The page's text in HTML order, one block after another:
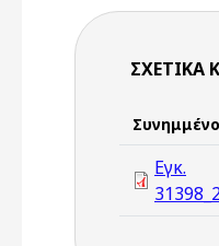
ΣΧΕΤΙΚΆ
Συνημμένο
Εγκ.